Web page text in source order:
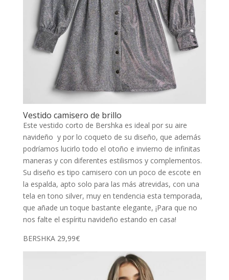
Vestido camisero de brillo
Este vestido corto de Bershka es ideal por su aire
navideño y por lo coqueto de su diseño, que además
podríamos lucirlo todo el otoño e invierno de infinitas
maneras y con diferentes estilismos y complementos.
Su diseño es tipo camisero con un poco de escote en
la espalda, apto solo para las más atrevidas, con una
tela en tono silver, muy en tendencia esta temporada,
que añade un toque bastante elegante, ¡Para que no
nos falte el espíritu navideño estando en casa!
BERSHKA 29,99€